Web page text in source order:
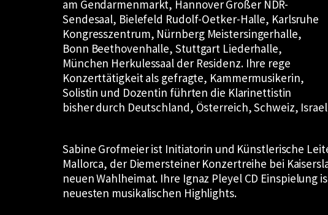
am Gendarmenmarkt, Hannover Großer NDR-
Sendesaal, Bielefeld Rudolf-Oetker-Halle, Karlsruhe
Kongresszentrum, Nürnberg Meistersingerhalle,
Bonn Beethovenhalle, Stuttgart Liederhalle,
München Herkulessaal der Residenz. Ihre rege
Konzerttätigkeit als gefragte, Kammermusikerin,
Solistin und Dozentin führten die Klarinettistin
bisher durch Deutschland, Österreich, Schweiz,
Sabine Grofmeier ist Initiatorin und Künstlerische
Mallorca, der Diemersteiner Konzertreihe bei
neuen Wahlheimat. Ihre Ignaz Pleyel CD
neuesten musikalischen Highlights.